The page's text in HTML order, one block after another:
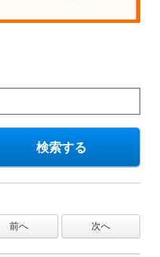
検索する
前へ 次へ